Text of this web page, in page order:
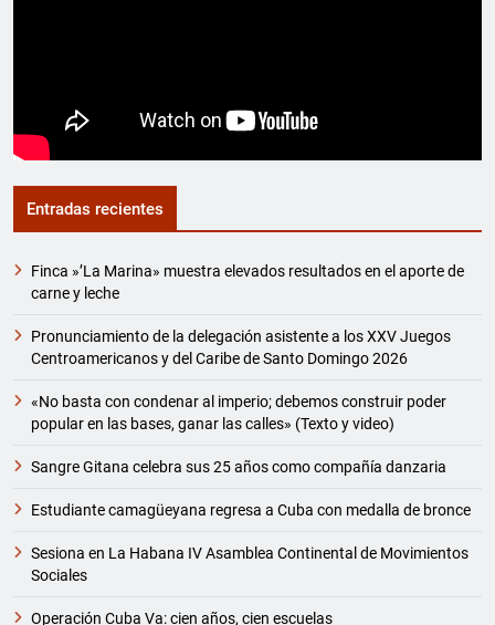
Entradas recientes
Finca »’La Marina» muestra elevados resultados en el aporte de
carne y leche
Pronunciamiento de la delegación asistente a los XXV Juegos
Centroamericanos y del Caribe de Santo Domingo 2026
«No basta con condenar al imperio; debemos construir poder
popular en las bases, ganar las calles» (Texto y video)
Sangre Gitana celebra sus 25 años como compañía danzaria
Estudiante camagüeyana regresa a Cuba con medalla de bronce
Sesiona en La Habana IV Asamblea Continental de Movimientos
Sociales
Operación Cuba Va: cien años, cien escuelas